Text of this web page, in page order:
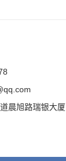
晨旭路瑞银大厦